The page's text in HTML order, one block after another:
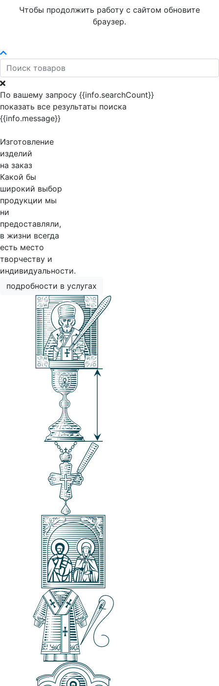
Чтобы продолжить работу с сайтом обновите
браузер.
По вашему запросу {{info.searchCount}}
показать все результаты поиска
{{info.message}}
Изготовление
изделий
на заказ
Какой бы
широкий выбор
продукции мы
ни
предоставляли,
в жизни всегда
есть место
творчеству и
индивидуальности.
подробности в услугах